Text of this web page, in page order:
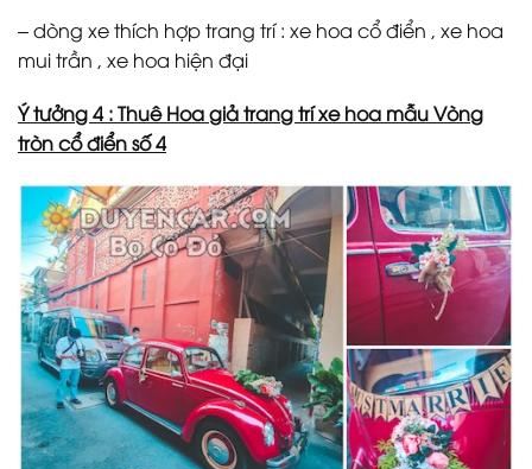
– dòng xe thích hợp trang trí : xe hoa cổ điển , xe hoa
mui trần , xe hoa hiện đại
Ý tưởng 4 : Thuê Hoa giả trang trí xe hoa mẫu Vòng
tròn cổ điển số 4